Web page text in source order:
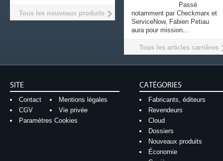
Passé
notamment par Checkmarx et
ServiceNow, Fabien Petiau
aura pour mission...
Tous les articles carrières
Tous les nouveaux produits
SITE
Contact
Mentions légales
CGV
Vie privée
Paramètres Cookies
CATÉGORIES
Fabricants, éditeurs
Revendeurs
Cloud
Dossiers
Nouveaux produits
Économie